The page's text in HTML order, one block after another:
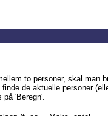
to personer, skal man
de aktuelle personer
'Beregn'.